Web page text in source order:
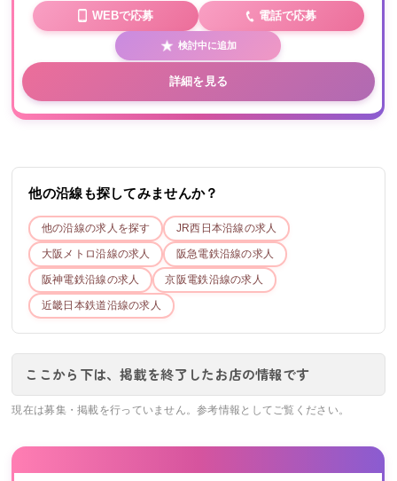
WEBで応募 電話で応募
検討中に追加
詳細を見る
他の沿線も探してみませんか？
他の沿線の求人を探す JR西日本沿線の求人
大阪メトロ沿線の求人 阪急電鉄沿線の求人
阪神電鉄沿線の求人 京阪電鉄沿線の求人
近畿日本鉄道沿線の求人
ここから下は、掲載を終了したお店の情報です
現在は募集・掲載を行っていません。参考情報としてご覧ください。